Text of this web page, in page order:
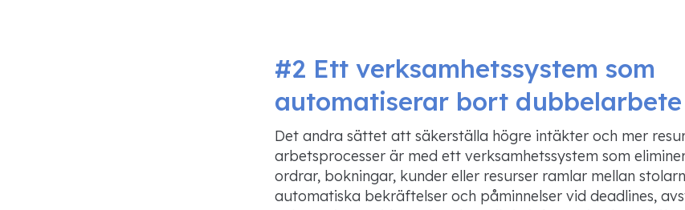
#2 Ett verksamhetssystem som
automatiserar bort dubbelarbete
Det andra sättet att säkerställa högre intäkter och mer
arbetsprocesser är med ett verksamhetssystem som
ordrar, bokningar, kunder eller resurser ramlar mellan
automatiska bekräftelser och påminnelser vid deadlines,